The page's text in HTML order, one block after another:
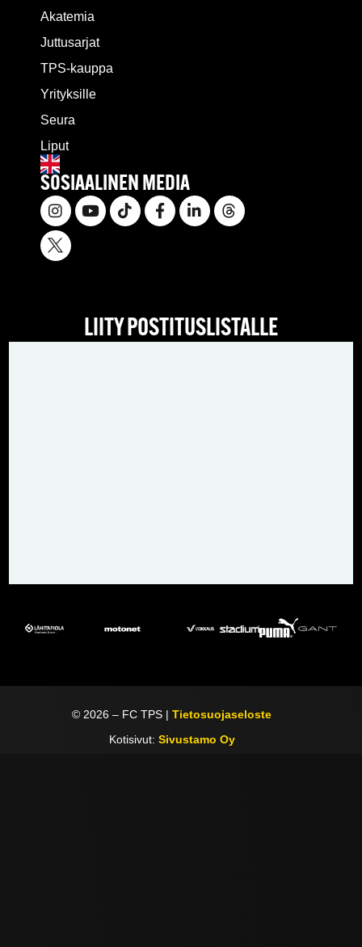
Akatemia
Juttusarjat
TPS-kauppa
Yrityksille
Seura
Liput
SOSIAALINEN MEDIA
LIITY POSTITUSLISTALLE
©2026 – FC TPS |Tietosuojaseloste
Kotisivut: Sivustamo Oy